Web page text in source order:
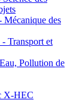
des
Transport et
Pollution de
X-HEC